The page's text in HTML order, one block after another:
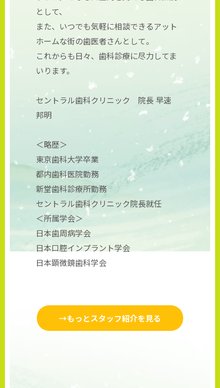
として、
また、いつでも気軽に相談できるアット
ホームな街の歯医者さんとして。
これからも日々、歯科診療に尽力してま
いります。
セントラル歯科クリニック 院長 早速
邦明
＜略歴＞
東京歯科大学卒業
都内歯科医院勤務
新堂歯科診療所勤務
セントラル歯科クリニック院長就任
＜所属学会＞
日本歯周病学会
日本口腔インプラント学会
日本顕微鏡歯科学会
→もっとスタッフ紹介を見る